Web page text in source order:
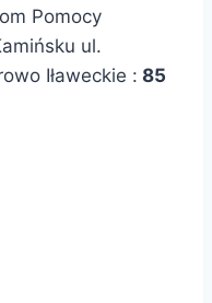
Pomocy
ul.
Iławeckie : 85